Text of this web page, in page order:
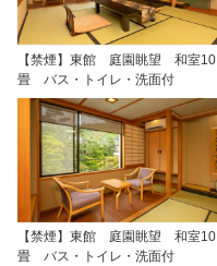
【禁煙】東館 庭園眺望 和室10
畳 バス・トイレ・洗面付
【禁煙】東館 庭園眺望 和室10
畳 バス・トイレ・洗面付